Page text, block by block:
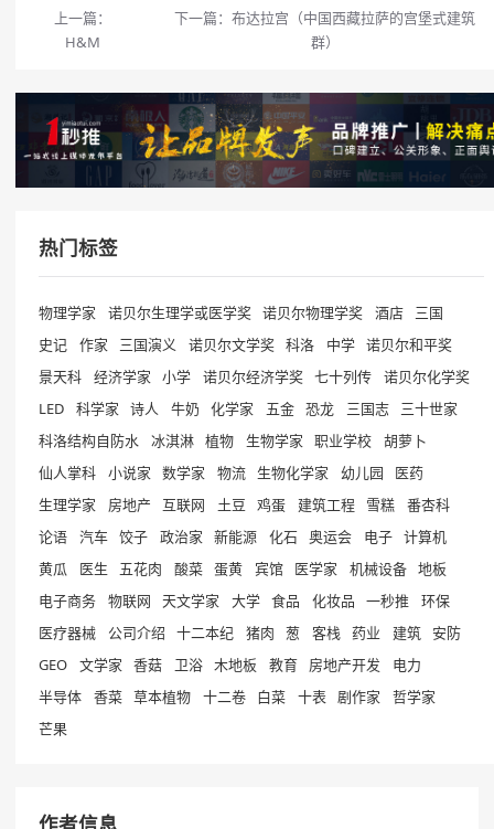
上一篇：
H&M
下一篇：布达拉宫（中国西藏拉萨的宫堡式建筑
群）
热门标签
物理学家 诺贝尔生理学或医学奖 诺贝尔物理学奖 酒店
三国
史记
作家 三国演义 诺贝尔文学奖 科洛 中学 诺贝尔和平奖
景天科
经济学家 小学 诺贝尔经济学奖 七十列传
诺贝尔化学奖
LED
科学家 诗人 牛奶 化学家 五金 恐龙 三国志
三十世家
科洛结构自防水
冰淇淋 植物 生物学家 职业学校
胡萝卜
仙人掌科
小说家 数学家 物流 生物化学家 幼儿园
医药
生理学家
房地产 互联网 土豆 鸡蛋 建筑工程 雪糕
番杏科
论语
汽车 饺子 政治家 新能源 化石 奥运会 电子 计算机
黄瓜
医生 五花肉 酸菜 蛋黄 宾馆 医学家 机械设备 地板
电子商务
物联网 天文学家 大学 食品 化妆品 一秒推
环保
医疗器械
公司介绍 十二本纪 猪肉 葱 客栈 药业 建筑
安防
GEO
文学家 香菇 卫浴 木地板 教育 房地产开发
电力
半导体
香菜 草本植物 十二卷 白菜 十表 剧作家
哲学家
芒果
作者信息